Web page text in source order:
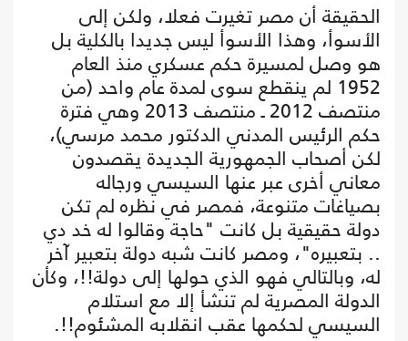
الحقيقة أن مصر تغيرت فعلا، ولكن إلى
الأسوأ، وهذا الأسوأ ليس جديدا بالكلية بل
هو وصل لمسيرة حكم عسكري منذ العام
1952 لم ينقطع سوى لمدة عام واحد (من
منتصف 2012 ـ منتصف 2013 وهي فترة
حكم الرئيس المدني الدكتور محمد مرسي)،
لكن أصحاب الجمهورية الجديدة يقصدون
معاني أخرى عبر عنها السيسي ورجاله
بصياغات متنوعة، فمصر في نظره لم تكن
دولة حقيقية بل كانت "حاجة وقالوا له خد دي
.. بتعبيره"، ومصر كانت شبه دولة بتعبير آخر
له، وبالتالي فهو الذي حولها إلى دولة!!، وكأن
الدولة المصرية لم تنشأ إلا مع استلام
السيسي لحكمها عقب انقلابه المشئوم!!.